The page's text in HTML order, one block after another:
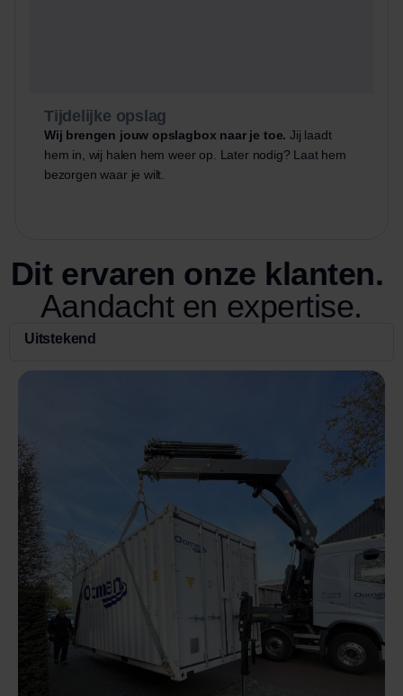
Tijdelijke opslag
Wij brengen jouw opslagbox naar je toe. Jij laadt
hem in, wij halen hem weer op. Later nodig? Laat hem
bezorgen waar je wilt.
Dit ervaren onze klanten.
Aandacht en expertise.
Uitstekend